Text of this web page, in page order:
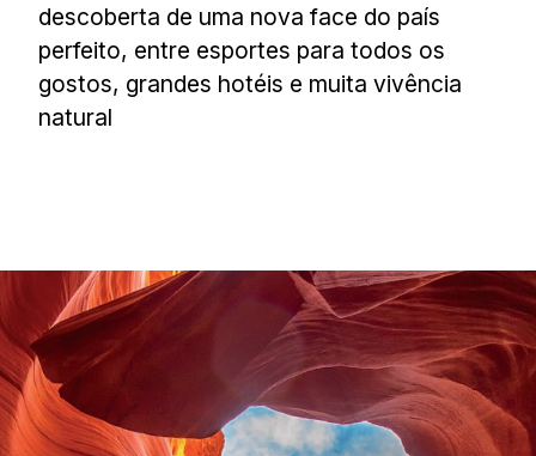
descoberta de uma nova face do país
perfeito, entre esportes para todos os
gostos, grandes hotéis e muita vivência
natural